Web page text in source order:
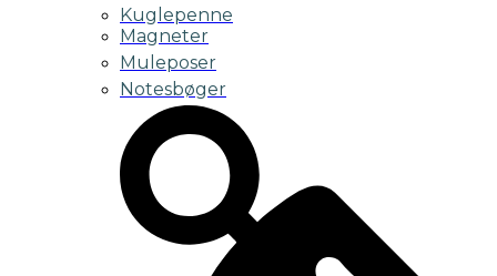
Kuglepenne
Magneter
Muleposer
Notesbøger